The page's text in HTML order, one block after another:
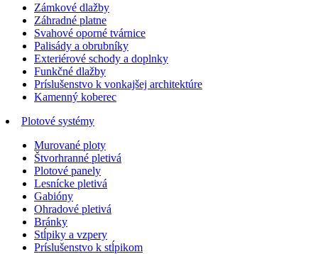
Zámkové dlažby
Záhradné platne
Svahové oporné tvárnice
Palisády a obrubníky
Exteriérové schody a doplnky
Funkčné dlažby
Príslušenstvo k vonkajšej architektúre
Kamenný koberec
Plotové systémy
Murované ploty
Štvorhranné pletivá
Plotové panely
Lesnícke pletivá
Gabióny
Ohradové pletivá
Bránky
Stĺpiky a vzpery
Príslušenstvo k stĺpikom